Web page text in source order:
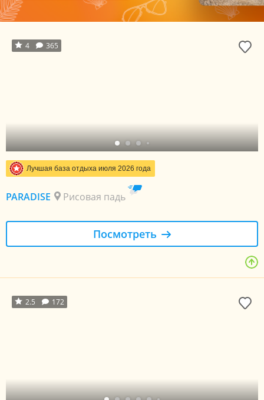
4 365
Лучшая база отдыха июля 2026 года
PARADISE Рисовая падь
Посмотреть
2.5 172